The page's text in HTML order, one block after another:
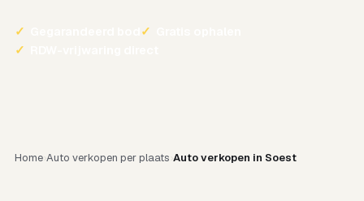
✓ ✓
✓
Home Auto verkopen per plaats Auto verkopen in Soest